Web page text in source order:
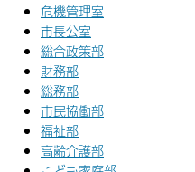
危機管理室
市長公室
総合政策部
財務部
総務部
市民協働部
福祉部
高齢介護部